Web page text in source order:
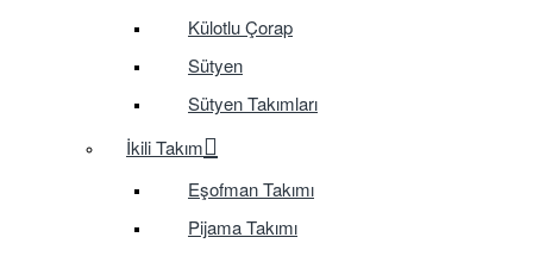
Külotlu Çorap
Sütyen
Sütyen Takımları
İkili Takım
Eşofman Takımı
Pijama Takımı